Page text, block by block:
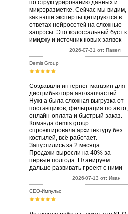
по структурированию данных и
микроразметке. Сейчас мы видим,
как наши эксперты цитируются в
ответах нейросетей на сложные
запросы. Это колоссальный буст к
имиджу и источник новых заявок
2026-07-31 от: Павел
Demis Group
Создавали интернет-магазин для
дистрибьютора автозапчастей.
Нужна была сложная выгрузка от
поставщиков, фильтрация по авто,
онлайн-оплата и быстрый заказ.
Команда demis group
спроектировала архитектуру без
костылей, всё работает.
Запустились за 2 месяца.
Продажи выросли на 40% за
первые полгода. Планируем
дальше развивать проект с ними
2026-07-13 от: Иван
СЕО-Импульс